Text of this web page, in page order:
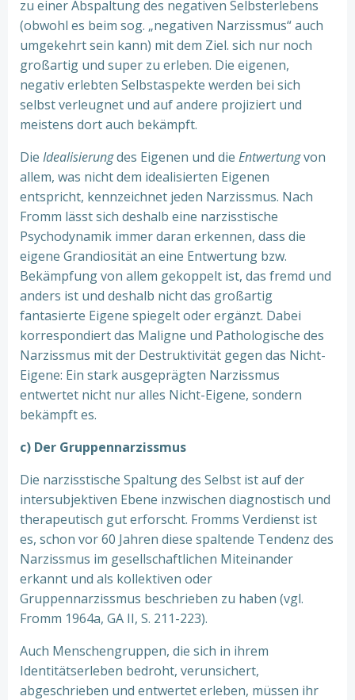
zu einer Abspaltung des negativen Selbsterlebens
(obwohl es beim sog. „negativen Narzissmus“ auch
umgekehrt sein kann) mit dem Ziel. sich nur noch
großartig und super zu erleben. Die eigenen,
negativ erlebten Selbstaspekte werden bei sich
selbst verleugnet und auf andere projiziert und
meistens dort auch bekämpft.
Die Idealisierungdes Eigenen und die Entwertungvon
allem, was nicht dem idealisierten Eigenen
entspricht, kennzeichnet jeden Narzissmus. Nach
Fromm lässt sich deshalb eine narzisstische
Psychodynamik immer daran erkennen, dass die
eigene Grandiosität an eine Entwertung bzw.
Bekämpfung von allem gekoppelt ist, das fremd und
anders ist und deshalb nicht das großartig
fantasierte Eigene spiegelt oder ergänzt. Dabei
korrespondiert das Maligne und Pathologische des
Narzissmus mit der Destruktivität gegen das Nicht-
Eigene: Ein stark ausgeprägten Narzissmus
entwertet nicht nur alles Nicht-Eigene, sondern
bekämpft es.
c) Der Gruppennarzissmus
Die narzisstische Spaltung des Selbst ist auf der
intersubjektiven Ebene inzwischen diagnostisch und
therapeutisch gut erforscht. Fromms Verdienst ist
es, schon vor 60 Jahren diese spaltende Tendenz des
Narzissmus im gesellschaftlichen Miteinander
erkannt und als kollektiven oder
Gruppennarzissmus beschrieben zu haben (vgl.
Fromm 1964a, GA II, S. 211-223).
Auch Menschengruppen, die sich in ihrem
Identitätserleben bedroht, verunsichert,
abgeschrieben und entwertet erleben, müssen ihr